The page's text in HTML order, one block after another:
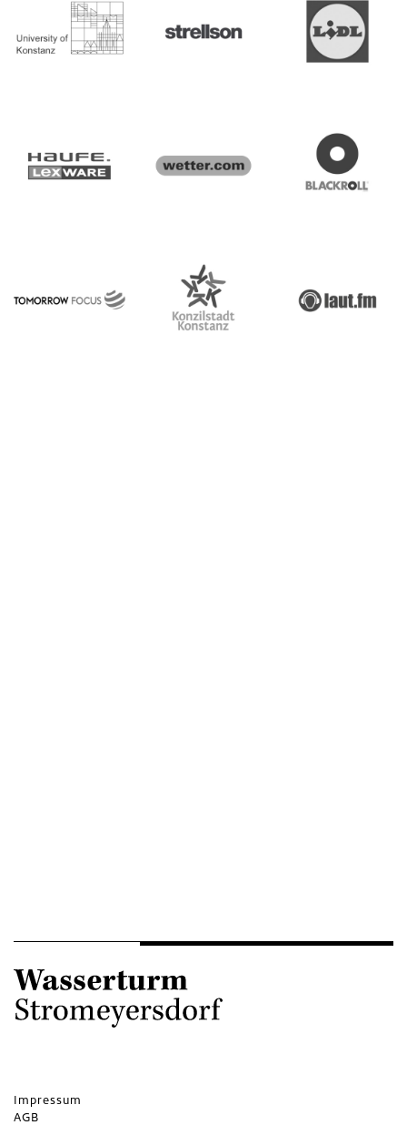
Impressum
AGB